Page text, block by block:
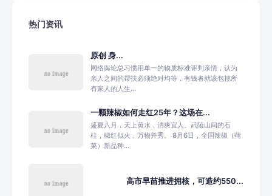
热门资讯
原创 身...
网络舆论总习惯用单一的物质标准评判亲情，认为
亲人之间的帮扶必须绝对均等，有钱者就该包揽所
有家人的人生...
一颗辣椒如何走红25年？这场在...
盛夏八月，天上黄水，清爽宜人。武陵山间的石
柱，椒红似火，万物并秀。 8月6日，全国辣椒（莼
菜）新品种...
高市早苗推进拥核，可造约550...